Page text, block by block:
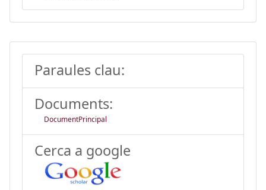
Paraules clau:
Documents:
DocumentPrincipal
Cerca a google